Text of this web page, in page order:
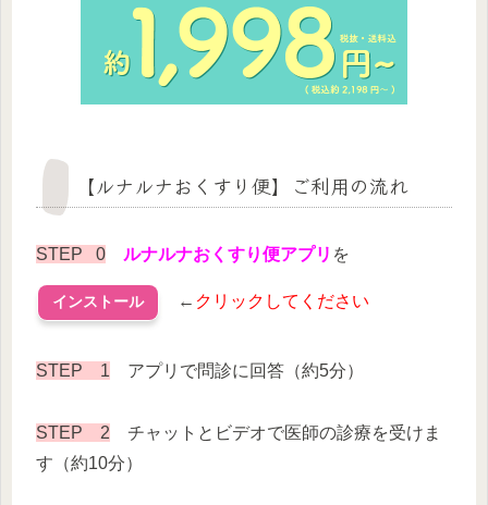
【ルナルナおくすり便】ご利用の流れ
STEP 0 ルナルナおくすり便アプリ を
インストール ← クリックしてください
STEP 1 アプリで問診に回答（約5分）
STEP 2 チャットとビデオで医師の診療を受けま
す（約10分）